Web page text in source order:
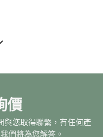
價
與您取得聯繫，有任何產
們將為您解答。